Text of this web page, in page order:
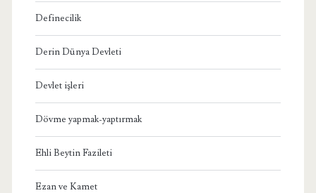
Definecilik
Derin Dünya Devleti
Devlet işleri
Dövme yapmak-yaptırmak
Ehli Beytin Fazileti
Ezan ve Kamet